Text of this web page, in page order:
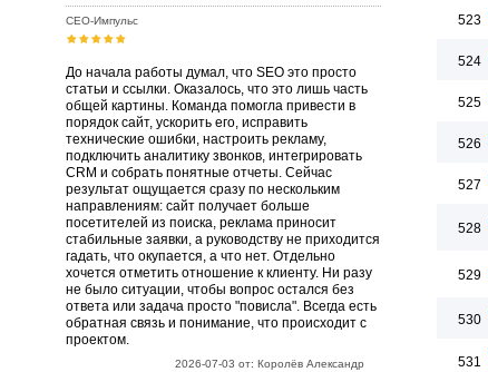
СЕО-Импульс
До начала работы думал, что SEO это просто
статьи и ссылки. Оказалось, что это лишь часть
общей картины. Команда помогла привести в
порядок сайт, ускорить его, исправить
технические ошибки, настроить рекламу,
подключить аналитику звонков, интегрировать
CRM и собрать понятные отчеты. Сейчас
результат ощущается сразу по нескольким
направлениям: сайт получает больше
посетителей из поиска, реклама приносит
стабильные заявки, а руководству не приходится
гадать, что окупается, а что нет. Отдельно
хочется отметить отношение к клиенту. Ни разу
не было ситуации, чтобы вопрос остался без
ответа или задача просто "повисла". Всегда есть
обратная связь и понимание, что происходит с
проектом.
2026-07-03 от: Королёв Александр
523
524
525
526
527
528
529
530
531